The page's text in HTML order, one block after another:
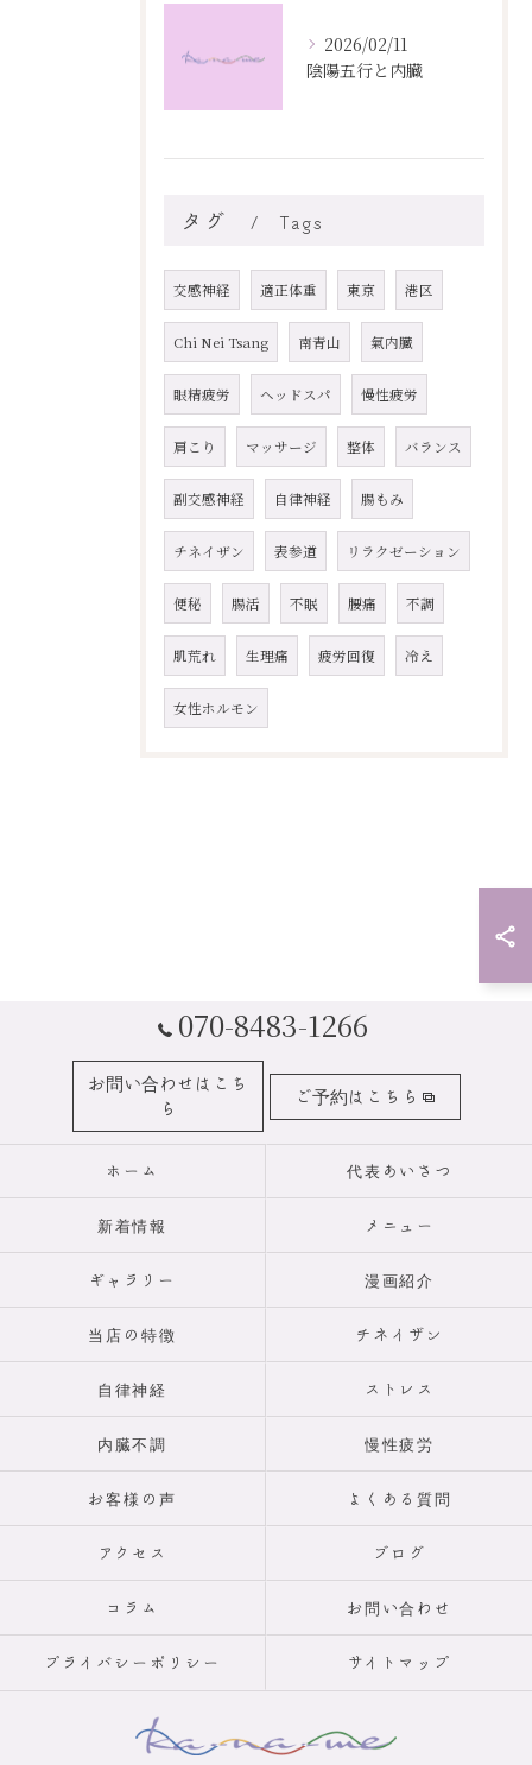
2026/02/11
陰陽五行と内臓
タグ Tags
交感神経 適正体重 東京 港区
Chi Nei Tsang 南青山 氣内臓
眼精疲労 ヘッドスパ 慢性疲労
肩こり マッサージ 整体 バランス
副交感神経 自律神経 腸もみ
チネイザン 表参道 リラクゼーション
便秘 腸活 不眠 腰痛 不調
肌荒れ 生理痛 疲労回復 冷え
女性ホルモン
070-8483-1266
お問い合わせはこち
ら
ご予約はこちら
ホーム 代表あいさつ
新着情報 メニュー
ギャラリー 漫画紹介
当店の特徴 チネイザン
自律神経 ストレス
内臓不調 慢性疲労
お客様の声 よくある質問
アクセス ブログ
コラム お問い合わせ
プライバシーポリシー サイトマップ